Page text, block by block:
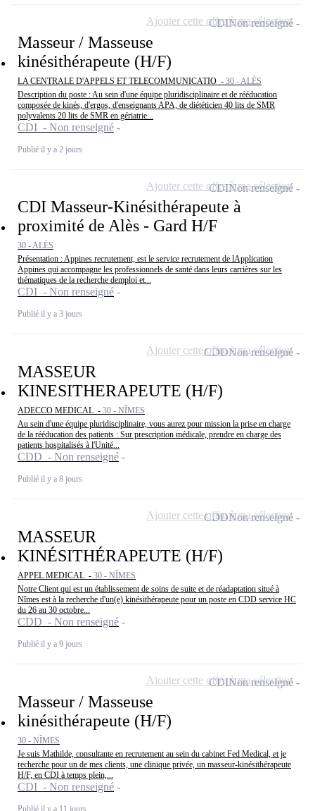
Masseur / Masseuse
kinésithérapeute (H/F)
LA CENTRALE D'APPELS ET TELECOMMUNICATIO - 30 - ALÈS
Description du poste : Au sein d'une équipe pluridisciplinaire et de rééducation
composée de kinés, d'ergos, d'enseignants APA, de diététicien 40 lits de SMR
polyvalents 20 lits de SMR en gériatrie...
CDI - Non renseigné
Publié il y a 2 jours
CDINon renseigné
Ajouter cette offre à ma sélection
CDI Masseur-Kinésithérapeute à
proximité de Alès - Gard H/F
30 - ALÈS
Présentation : Appines recrutement, est le service recrutement de lApplication
Appines qui accompagne les professionnels de santé dans leurs carrières sur les
thématiques de la recherche demploi et...
CDI - Non renseigné
Publié il y a 3 jours
CDINon renseigné
Ajouter cette offre à ma sélection
MASSEUR
KINESITHERAPEUTE (H/F)
ADECCO MEDICAL - 30 - NÎMES
Au sein d'une équipe pluridisciplinaire, vous aurez pour mission la prise en charge
de la rééducation des patients : Sur prescription médicale, prendre en charge des
patients hospitalisés à l'Unité...
CDD - Non renseigné
Publié il y a 8 jours
CDDNon renseigné
Ajouter cette offre à ma sélection
MASSEUR
KINÉSITHÉRAPEUTE (H/F)
APPEL MEDICAL - 30 - NÎMES
Notre Client qui est un établissement de soins de suite et de réadaptation situé à
Nîmes est à la recherche d'un(e) kinésithérapeute pour un poste en CDD service HC
du 26 au 30 octobre...
CDD - Non renseigné
Publié il y a 9 jours
CDDNon renseigné
Ajouter cette offre à ma sélection
Masseur / Masseuse
kinésithérapeute (H/F)
30 - NÎMES
Je suis Mathilde, consultante en recrutement au sein du cabinet Fed Medical, et je
recherche pour un de mes clients, une clinique privée, un masseur-kinésithérapeute
H/F, en CDI à temps plein,...
CDI - Non renseigné
Publié il y a 11 jours
CDINon renseigné
Ajouter cette offre à ma sélection